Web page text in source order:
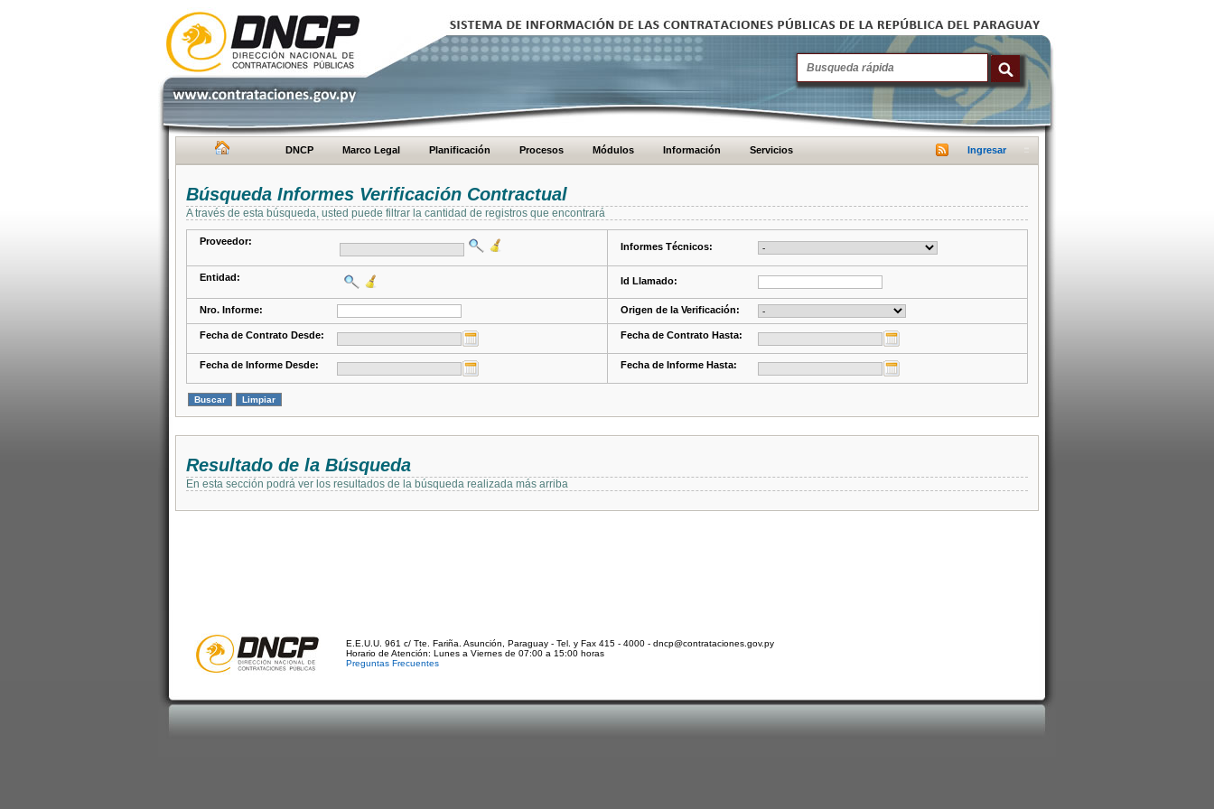
DNCP Marco Legal Planificación Procesos Módulos Información Servicios Ingresar
Búsqueda Informes Verificación Contractual
A través de esta búsqueda, usted puede filtrar la cantidad de registros que encontrará
Proveedor: Informes Técnicos:
Entidad: Id Llamado:
Nro. Informe: Origen de la Verificación:
Fecha de Contrato Desde: Fecha de Contrato Hasta:
Fecha de Informe Desde: Fecha de Informe Hasta:
Resultado de la Búsqueda
En esta sección podrá ver los resultados de la búsqueda realizada más arriba
E.E.U.U. 961 c/ Tte. Fariña. Asunción, Paraguay - Tel. y Fax 415 - 4000 - dncp@contrataciones.gov.py
Horario de Atención: Lunes a Viernes de 07:00 a 15:00 horas
Preguntas Frecuentes